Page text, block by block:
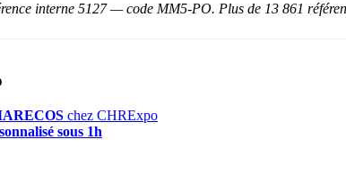
interne 5127 — code MM5-PO. Plus de 13 861
chez CHRExpo
sous 1h